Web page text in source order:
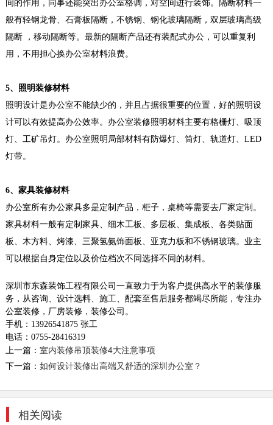
间的作用，同事还能突出办公室格调，对空间进行装饰。隔断材料一
般有轻钢龙骨、石膏板隔断，不锈钢、钢化玻璃隔断，双层玻璃高级
隔断 ，移动隔断等。最新的隔断产品还有装配式办公，可以重复利
用，不用担心换办公室材料浪费。
5、照明装修材料
照明设计是办公室不能缺少的，并且占据很重要的位置，好的照明设
计可以有效提高办公效率。办公室装修照明材料主要有格栅灯、吸顶
灯、工矿吊灯。办公室照明局部材料有防爆灯、筒灯、轨道灯、LED
灯带。
6、家具装修材料
办公室所有办公家具多是定制产品，柜子，桌椅等需要去厂家定制。
家具材料一般有定制家具、细木工板、多层板、集成板、各类贴面
板、木方料、烤漆、三聚氢氨饰面板、亚克力板和不锈钢玻璃。业主
可以根据自身定位以及价位档次不同选择不同的材料。
深圳市东森装饰工程有限公司一直致力于为客户提供高水平的装修服
务，从咨询、设计选料、施工、配套至售后服务都竭尽所能，专注办
公室装修，厂房装修，装修公司。
手机： 13926541875 张工
电话： 0755-28416319
上一篇： 室内装修吊顶装修4大注意事项
下一篇： 如何设计装修出高端又舒适的深圳办公室？
相关阅读